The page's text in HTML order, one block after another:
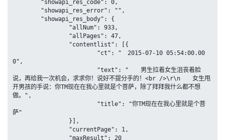
0",
说，再给我一次机会，求求你！说好不提分手的！<br />\r\n　　女生甩
开男孩的手说：你TM现在在我心里就是个菩萨，除了拜拜我什么都不想
做。",
萨"